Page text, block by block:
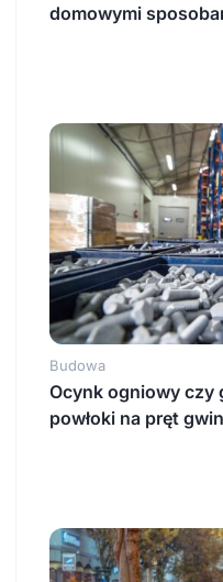
domowymi
Budowa
Ocynk ogniowy czy
powłoki na pręt